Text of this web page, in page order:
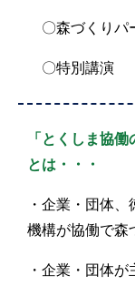
〇森づくりパ
〇特別講演
「とくしま協
とは・・・
・企業・団体
機構が協働で森
・企業・団体